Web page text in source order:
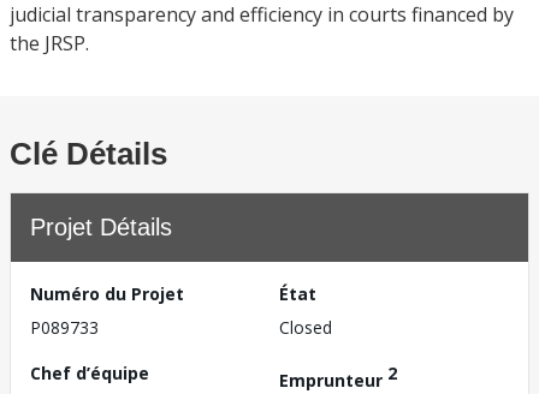
judicial transparency and efficiency in courts financed by
the JRSP.
Clé Détails
Projet Détails
Numéro du Projet
P089733
État
Closed
Chef d’équipe
Emprunteur 2